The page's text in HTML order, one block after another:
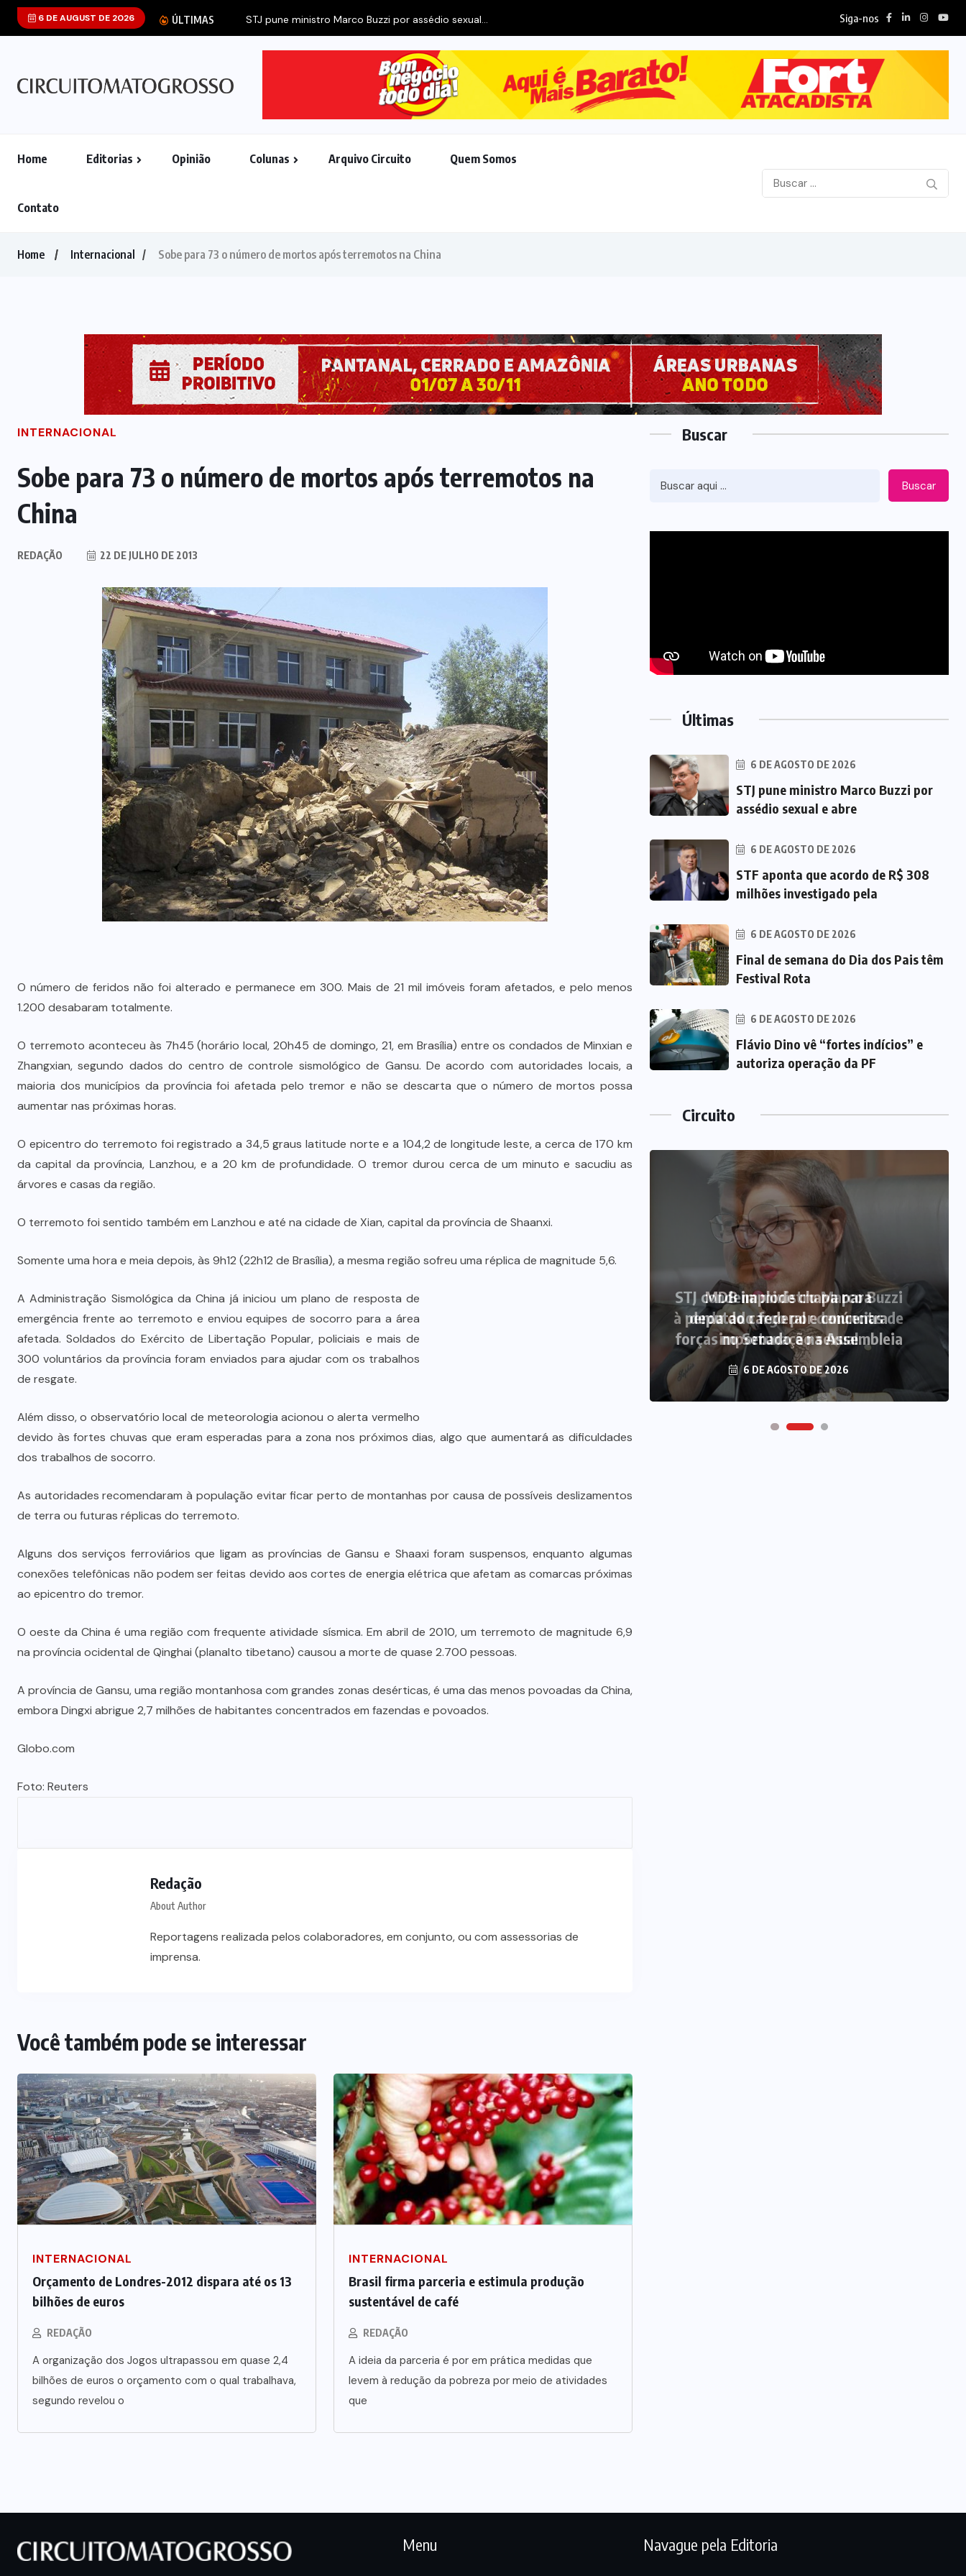
6 DE AUGUST DE 2026 ÚLTIMAS STJ pune ministro Marco Buzzi por assédio sexual... Siga-nos
Home Editorias Opinião Colunas Arquivo Circuito Quem Somos
Contato
Home Internacional Sobe para 73 o número de mortos após terremotos na China
INTERNACIONAL
Sobe para 73 o número de mortos após terremotos na
China
REDAÇÃO 22 DE JULHO DE 2013
O número de feridos não foi alterado e permanece em 300. Mais de 21 mil imóveis foram afetados, e pelo menos
1.200 desabaram totalmente.
O terremoto aconteceu às 7h45 (horário local, 20h45 de domingo, 21, em Brasília) entre os condados de Minxian e
Zhangxian, segundo dados do centro de controle sismológico de Gansu. De acordo com autoridades locais, a
maioria dos municípios da província foi afetada pelo tremor e não se descarta que o número de mortos possa
aumentar nas próximas horas.
O epicentro do terremoto foi registrado a 34,5 graus latitude norte e a 104,2 de longitude leste, a cerca de 170 km
da capital da província, Lanzhou, e a 20 km de profundidade. O tremor durou cerca de um minuto e sacudiu as
árvores e casas da região.
O terremoto foi sentido também em Lanzhou e até na cidade de Xian, capital da província de Shaanxi.
Somente uma hora e meia depois, às 9h12 (22h12 de Brasília), a mesma região sofreu uma réplica de magnitude 5,6.
A Administração Sismológica da China já iniciou um plano de resposta de
emergência frente ao terremoto e enviou equipes de socorro para a área
afetada. Soldados do Exército de Libertação Popular, policiais e mais de
300 voluntários da província foram enviados para ajudar com os trabalhos
de resgate.
Além disso, o observatório local de meteorologia acionou o alerta vermelho
devido às fortes chuvas que eram esperadas para a zona nos próximos dias, algo que aumentará as dificuldades
dos trabalhos de socorro.
As autoridades recomendaram à população evitar ficar perto de montanhas por causa de possíveis deslizamentos
de terra ou futuras réplicas do terremoto.
Alguns dos serviços ferroviários que ligam as províncias de Gansu e Shaaxi foram suspensos, enquanto algumas
conexões telefônicas não podem ser feitas devido aos cortes de energia elétrica que afetam as comarcas próximas
ao epicentro do tremor.
O oeste da China é uma região com frequente atividade sísmica. Em abril de 2010, um terremoto de magnitude 6,9
na província ocidental de Qinghai (planalto tibetano) causou a morte de quase 2.700 pessoas.
A província de Gansu, uma região montanhosa com grandes zonas desérticas, é uma das menos povoadas da China,
embora Dingxi abrigue 2,7 milhões de habitantes concentrados em fazendas e povoados.
Globo.com
Foto: Reuters
Redação
About Author
Reportagens realizada pelos colaboradores, em conjunto, ou com assessorias de
imprensa.
Você também pode se interessar
INTERNACIONAL
Orçamento de Londres-2012 dispara até os 13
bilhões de euros
REDAÇÃO
A organização dos Jogos ultrapassou em quase 2,4
bilhões de euros o orçamento com o qual trabalhava,
segundo revelou o
INTERNACIONAL
Brasil firma parceria e estimula produção
sustentável de café
REDAÇÃO
A ideia da parceria é por em prática medidas que
levem à redução da pobreza por meio de atividades
que
Buscar
Buscar
Últimas
6 DE AGOSTO DE 2026
STJ pune ministro Marco Buzzi por
assédio sexual e abre
6 DE AGOSTO DE 2026
STF aponta que acordo de R$ 308
milhões investigado pela
6 DE AGOSTO DE 2026
Final de semana do Dia dos Pais têm
Festival Rota
6 DE AGOSTO DE 2026
Flávio Dino vê “fortes indícios” e
autoriza operação da PF
Circuito
Vale-refeição cobre apenas 9 dias
úteis de alimentação em Mato
Grosso, aponta levantamento
STJ condena ministro Marco Buzzi
à perda do cargo por denúncias de
MDB implode chapa para
deputado federal e concentra
forças no Senado e na Assembleia
6 DE AGOSTO DE 2026
Menu Navague pela Editoria